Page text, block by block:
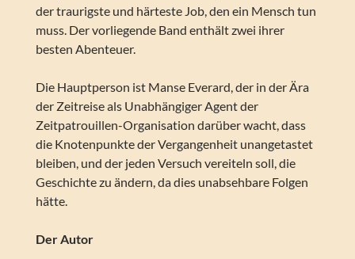
der traurigste und härteste Job, den ein Mensch tun
muss. Der vorliegende Band enthält zwei ihrer
besten Abenteuer.
Die Hauptperson ist Manse Everard, der in der Ära
der Zeitreise als Unabhängiger Agent der
Zeitpatrouillen-Organisation darüber wacht, dass
die Knotenpunkte der Vergangenheit unangetastet
bleiben, und der jeden Versuch vereiteln soll, die
Geschichte zu ändern, da dies unabsehbare Folgen
hätte.
Der Autor